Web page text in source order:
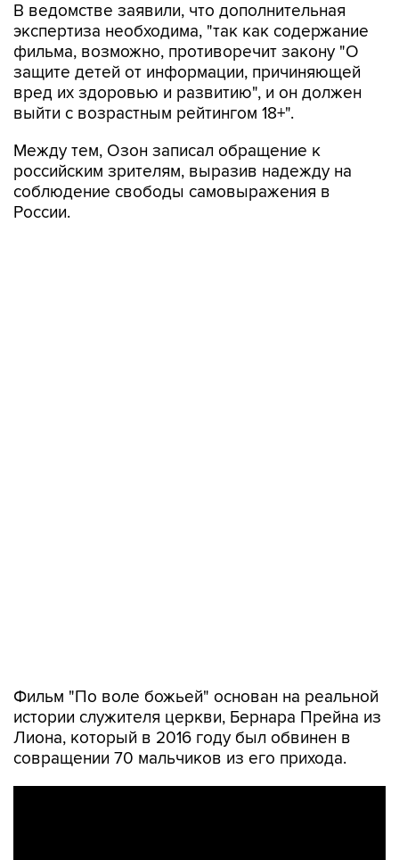
В ведомстве заявили, что дополнительная
экспертиза необходима, "так как содержание
фильма, возможно, противоречит закону "О
защите детей от информации, причиняющей
вред их здоровью и развитию", и он должен
выйти с возрастным рейтингом 18+".
Между тем, Озон записал обращение к
российским зрителям, выразив надежду на
соблюдение свободы самовыражения в
России.
Фильм "По воле божьей" основан на реальной
истории служителя церкви, Бернара Прейна из
Лиона, который в 2016 году был обвинен в
совращении 70 мальчиков из его прихода.